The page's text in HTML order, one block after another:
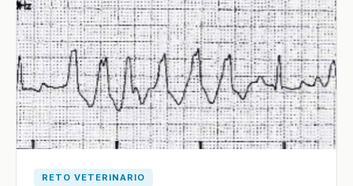
RETO VETERINARIO